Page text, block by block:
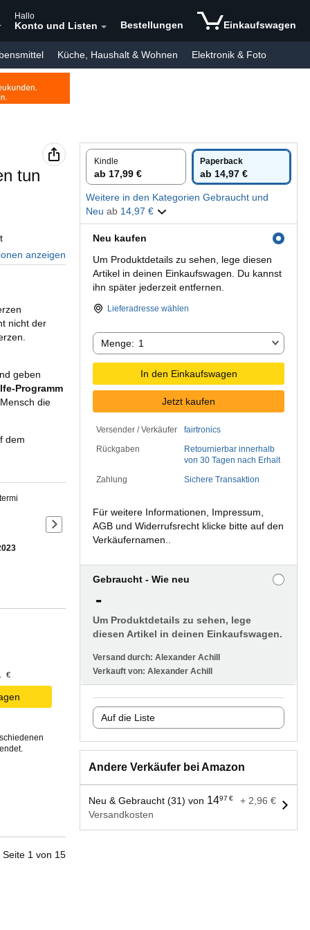
Hallo
Konto und Listen Bestellungen Einkaufswagen
Küche, Haushalt & Wohnen Elektronik & Foto
Kindle
ab 17,99 €
Paperback
ab 14,97 €
Weitere in den Kategorien Gebraucht und
Neu ab 14,97 €
Neu kaufen
Um Produktdetails zu sehen, lege diesen
Artikel in deinen Einkaufswagen. Du kannst
ihn später jederzeit entfernen.
Lieferadresse wählen
Menge:
Menge: 1
In den Einkaufswagen
Jetzt kaufen
Versender / Verkäufer
fairtronics
Rückgaben
Retournierbar innerhalb
von 30 Tagen nach Erhalt
Zahlung
Sichere Transaktion
Für weitere Informationen, Impressum,
AGB und Widerrufsrecht klicke bitte auf den
Verkäufernamen..
Gebraucht - Wie neu
-
Um Produktdetails zu sehen, lege
diesen Artikel in deinen Einkaufswagen.
Versand durch: Alexander Achill
Verkauft von: Alexander Achill
Auf die Liste
Andere Verkäufer bei Amazon
Neu & Gebraucht (31) von 1497 €
+ 2,96 €
Versandkosten
tun
anzeigen
nicht der
geben
Programm
die
dem
Nächste Folie der Produktdetails
€
Seite 1 von 15